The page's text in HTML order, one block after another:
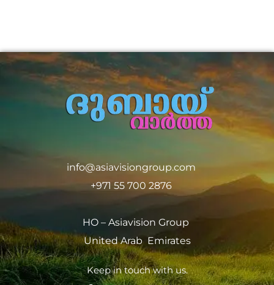
info@asiavisiongroup.com
+971 55 700 2876
HO – Asiavision Group
United Arab Emirates
Keep in touch with us.